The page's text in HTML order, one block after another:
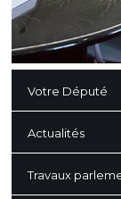
Votre Député
Actualités
Travaux